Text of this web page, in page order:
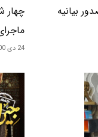
بیانیه
چهار
24 دی 1400